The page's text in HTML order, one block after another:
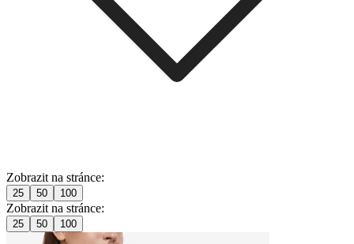
Zobrazit na stránce:
25 50 100
Zobrazit na stránce:
25 50 100